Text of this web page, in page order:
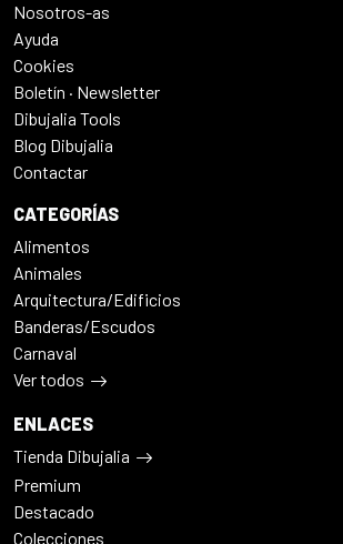
Nosotros-as
Ayuda
Cookies
Boletín · Newsletter
Dibujalia Tools
Blog Dibujalia
Contactar
CATEGORÍAS
Alimentos
Animales
Arquitectura/Edificios
Banderas/Escudos
Carnaval
Ver todos
ENLACES
Tienda Dibujalia
Premium
Destacado
Colecciones